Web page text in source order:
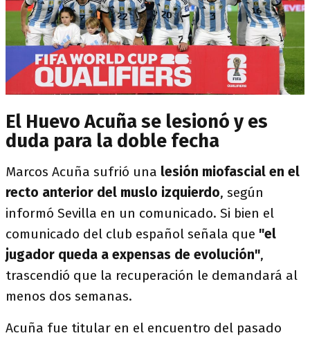
El Huevo Acuña se lesionó y es
duda para la doble fecha
Marcos Acuña sufrió una lesión miofascial en el
recto anterior del muslo izquierdo, según
informó Sevilla en un comunicado. Si bien el
comunicado del club español señala que "el
jugador queda a expensas de evolución",
trascendió que la recuperación le demandará al
menos dos semanas.
Acuña fue titular en el encuentro del pasado